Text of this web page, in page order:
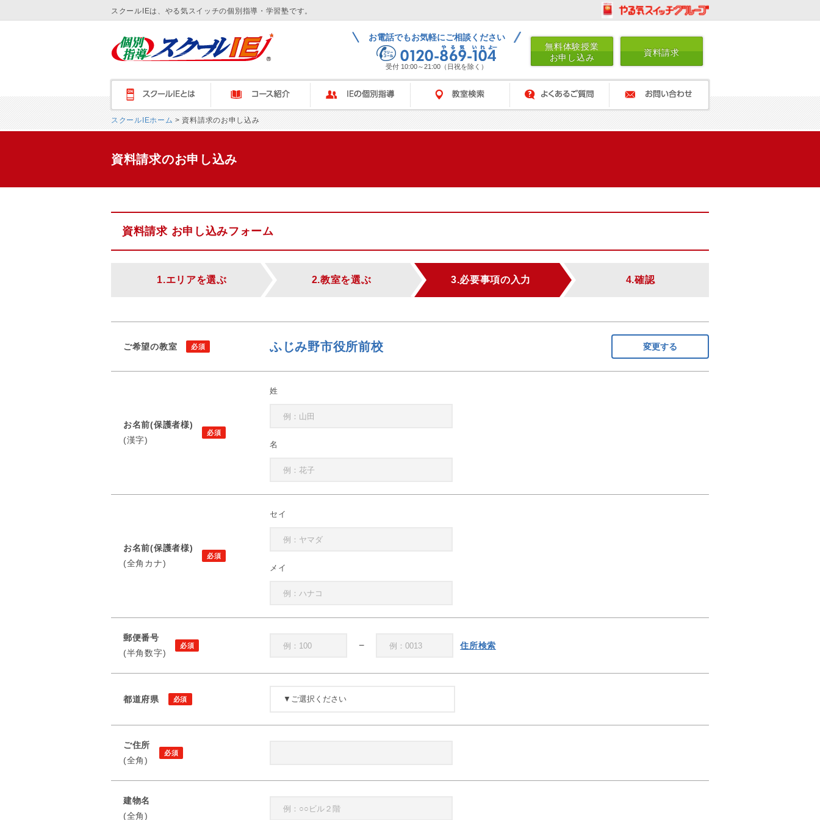
スクールIEは、やる気スイッチの個別指導・学習塾です。
お電話でもお気軽にご相談ください
受付 10:00～21:00（日祝を除く）
無料体験授業
お申し込み
資料請求
スクールＩＥとは コース紹介 IEの個別指導 教室検索 よくあるご質問 お問い合わせ
スクールIEホーム> 資料請求のお申し込み
資料請求のお申し込み
資料請求 お申し込みフォーム
1.エリアを選ぶ 2.教室を選ぶ 3.必要事項の入力 4.確認
ご希望の教室 ふじみ野市役所前校 変更する
お名前(保護者様)
(漢字)
姓
名
お名前(保護者様)
(全角カナ)
セイ
メイ
郵便番号
(半角数字)
− 住所検索
都道府県
ご住所
(全角)
建物名
(全角)